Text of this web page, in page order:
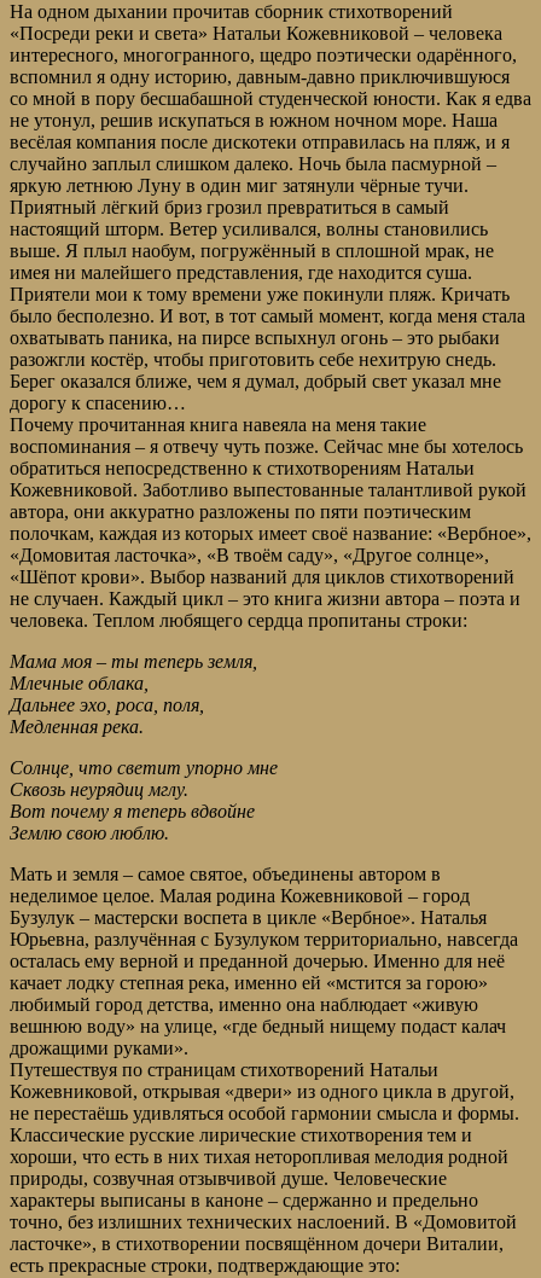
На одном дыхании прочитав сборник стихотворений
«Посреди реки и света» Натальи Кожевниковой – человека
интересного, многогранного, щедро поэтически одарённого,
вспомнил я одну историю, давным-давно приключившуюся
со мной в пору бесшабашной студенческой юности. Как я едва
не утонул, решив искупаться в южном ночном море. Наша
весёлая компания после дискотеки отправилась на пляж, и я
случайно заплыл слишком далеко. Ночь была пасмурной –
яркую летнюю Луну в один миг затянули чёрные тучи.
Приятный лёгкий бриз грозил превратиться в самый
настоящий шторм. Ветер усиливался, волны становились
выше. Я плыл наобум, погружённый в сплошной мрак, не
имея ни малейшего представления, где находится суша.
Приятели мои к тому времени уже покинули пляж. Кричать
было бесполезно. И вот, в тот самый момент, когда меня стала
охватывать паника, на пирсе вспыхнул огонь – это рыбаки
разожгли костёр, чтобы приготовить себе нехитрую снедь.
Берег оказался ближе, чем я думал, добрый свет указал мне
дорогу к спасению…
Почему прочитанная книга навеяла на меня такие
воспоминания – я отвечу чуть позже. Сейчас мне бы хотелось
обратиться непосредственно к стихотворениям Натальи
Кожевниковой. Заботливо выпестованные талантливой рукой
автора, они аккуратно разложены по пяти поэтическим
полочкам, каждая из которых имеет своё название: «Вербное»,
«Домовитая ласточка», «В твоём саду», «Другое солнце»,
«Шёпот крови». Выбор названий для циклов стихотворений
не случаен. Каждый цикл – это книга жизни автора – поэта и
человека. Теплом любящего сердца пропитаны строки:
Мама моя – ты теперь земля,
Млечные облака,
Дальнее эхо, роса, поля,
Медленная река.
Солнце, что светит упорно мне
Сквозь неурядиц мглу.
Вот почему я теперь вдвойне
Землю свою люблю.
Мать и земля – самое святое, объединены автором в
неделимое целое. Малая родина Кожевниковой – город
Бузулук – мастерски воспета в цикле «Вербное». Наталья
Юрьевна, разлучённая с Бузулуком территориально, навсегда
осталась ему верной и преданной дочерью. Именно для неё
качает лодку степная река, именно ей «мстится за горою»
любимый город детства, именно она наблюдает «живую
вешнюю воду» на улице, «где бедный нищему подаст калач
дрожащими руками».
Путешествуя по страницам стихотворений Натальи
Кожевниковой, открывая «двери» из одного цикла в другой,
не перестаёшь удивляться особой гармонии смысла и формы.
Классические русские лирические стихотворения тем и
хороши, что есть в них тихая неторопливая мелодия родной
природы, созвучная отзывчивой душе. Человеческие
характеры выписаны в каноне – сдержанно и предельно
точно, без излишних технических наслоений. В «Домовитой
ласточке», в стихотворении посвящённом дочери Виталии,
есть прекрасные строки, подтверждающие это: